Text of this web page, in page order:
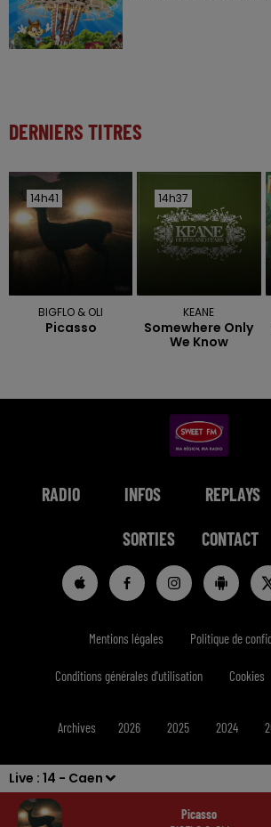
Live : 14 - Caen
Picasso
DERNIERS TITRES
14h41
14h41
BIGFLO & OLI
Picasso
14h37
14h37
KEANE
Somewhere Only
We Know
RADIO INFOS REPLAYS
SORTIES CONTACT
Mentions légales Politique de
Conditions générales d'utilisation Cookies
Archives 2026 2025 2024